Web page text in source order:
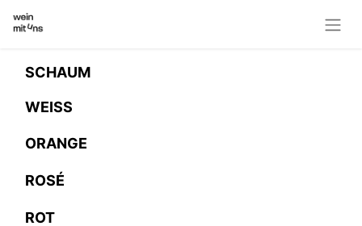
SCHAUM
WEISS
ORANGE
ROSÉ
ROT